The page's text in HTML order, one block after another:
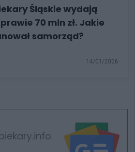
Śląskie wydają
70 mln zł. Jakie
samorząd?
14/01/2026